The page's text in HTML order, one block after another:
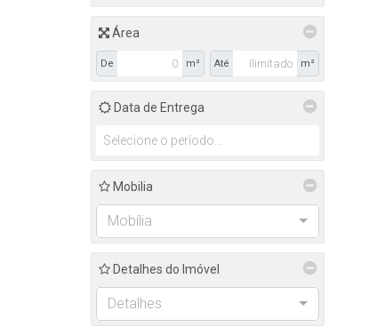
Área
De m² Até m²
Data de Entrega
Mobilia
Mobília
Detalhes do Imóvel
Detalhes